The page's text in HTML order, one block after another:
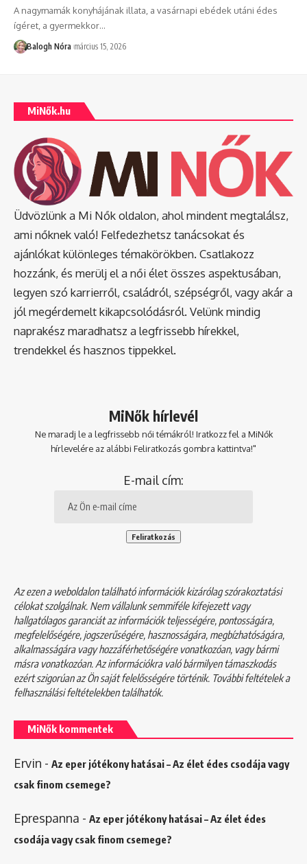
A nagymamák konyhájának illata, a vasárnapi ebédek utáni édes
ígéret, a gyermekkor…
Balogh Nóra március 15, 2026
MiNők.hu
Üdvözlünk a Mi Nők oldalon, ahol mindent megtalálsz,
ami nőknek való! Felfedezhetsz tanácsokat és
ajánlókat különleges témakörökben. Csatlakozz
hozzánk, és merülj el a női élet összes aspektusában,
legyen szó karrierről, családról, szépségről, vagy akár a
jól megérdemelt kikapcsolódásról. Velünk mindig
naprakész maradhatsz a legfrissebb hírekkel,
trendekkel és hasznos tippekkel.
MiNők hírlevél
Ne maradj le a legfrissebb női témákról! Iratkozz fel a MiNők
hírlevelére az alábbi Feliratkozás gombra kattintva!"
E-mail cím:
Az ezen a weboldalon található információk kizárólag szórakoztatási
célokat szolgálnak. Nem vállalunk semmiféle kifejezett vagy
hallgatólagos garanciát az információk teljességére, pontosságára,
megfelelőségére, jogszerűségére, hasznosságára, megbízhatóságára,
alkalmasságára vagy hozzáférhetőségére vonatkozóan, vagy bármi
másra vonatkozóan. Az információkra való bármilyen támaszkodás
ezért szigorúan az Ön saját felelősségére történik. További feltételek a
felhasználási feltételekbentalálhatók.
MiNők kommentek
Ervin - Az eper jótékony hatásai – Az élet édes csodája vagy
csak finom csemege?
Eprespanna - Az eper jótékony hatásai – Az élet édes
csodája vagy csak finom csemege?